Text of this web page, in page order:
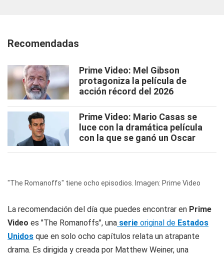
Recomendadas
Prime Video: Mel Gibson
protagoniza la película de
acción récord del 2026
Prime Video: Mario Casas se
luce con la dramática película
con la que se ganó un Oscar
"The Romanoffs" tiene ocho episodios. Imagen: Prime Video
La recomendación del día que puedes encontrar en Prime
Video es "The Romanoffs", una serie original de Estados
Unidos que en solo ocho capítulos relata un atrapante
drama. Es dirigida y creada por Matthew Weiner, una